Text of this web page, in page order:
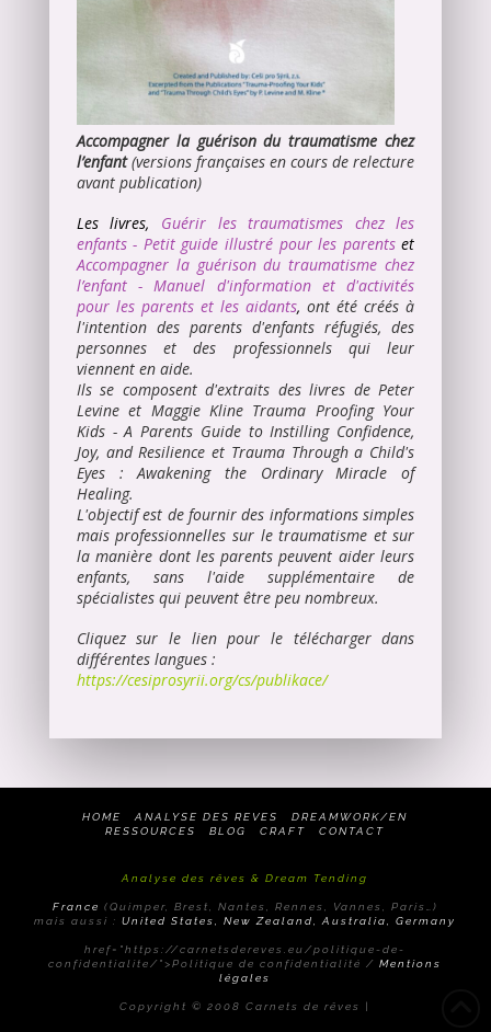
Accompagner la guérison du traumatisme chez
l’enfant(versions françaises en cours de relecture
avant publication)
Les livres, Guérir les traumatismes chez les
enfants - Petit guide illustré pour les parentset
Accompagner la guérison du traumatisme chez
l’enfant - Manuel d'information et d'activités
pour les parents et les aidants,ont été créés à
l'intention des parents d'enfants réfugiés, des
personnes et des professionnels qui leur
viennent en aide.
Ils se composent d'extraits des livres de Peter
Levine et Maggie Kline Trauma Proofing Your
Kids -A Parents Guide to Instilling Confidence,
Joy, and Resilience et Trauma Through a Child's
Eyes : Awakening the Ordinary Miracle of
Healing.
L'objectif est de fournir des informations simples
mais professionnelles sur le traumatisme et sur
la manière dont les parents peuvent aider leurs
enfants, sans l'aide supplémentaire de
spécialistes qui peuvent être peu nombreux.
Cliquez sur le lien pour le télécharger dans
différentes langues :
https://cesiprosyrii.org/cs/publikace/
HOME ANALYSE DES REVES
DREAMWORK/EN
RESSOURCES
BLOG CRAFT CONTACT
Analyse des rêves & Dream Tending
France (Quimper, Brest, Nantes, Rennes, Vannes, Paris…)
mais aussi :United States, New Zealand, Australia, Germany
href="https://carnetsdereves.eu/politique-de-
confidentialite/">Politique de confidentialité /Mentions
légales
Copyright © 2008 Carnets de rêves |